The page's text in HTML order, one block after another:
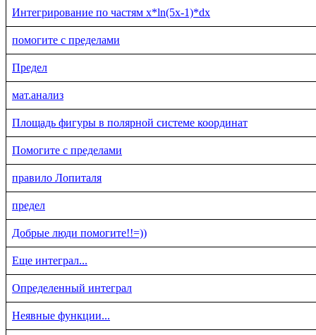
Интегрирование по частям x*ln(5x-1)*dx
помогите с пределами
Предел
мат.анализ
Площадь фигуры в полярной системе координат
Помогите с пределами
правило Лопиталя
предел
Добрые люди помогите!!=))
Еще интеграл...
Определенный интеграл
Неявные функции...